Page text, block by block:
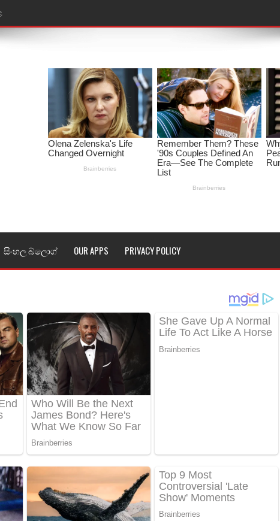
ගීතයේ පද පෙළ
පද පෙළ
cup song lyrics
පෙළ
පද පෙළ
පෙළ
පද පෙළ
පද පෙළ
පෙළ
සිංහල බ්ලොග් OUR APPS PRIVACY POLICY